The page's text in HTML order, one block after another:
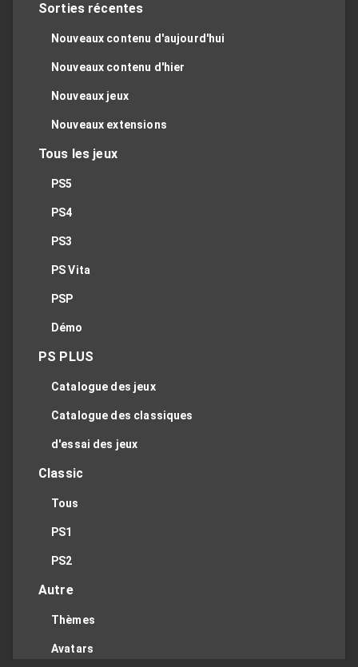
Sorties récentes
Nouveaux contenu d'aujourd'hui
Nouveaux contenu d'hier
Nouveaux jeux
Nouveaux extensions
Tous les jeux
PS5
PS4
PS3
PS Vita
PSP
Démo
PS PLUS
Catalogue des jeux
Catalogue des classiques
d'essai des jeux
Classic
Tous
PS1
PS2
Autre
Thèmes
Avatars